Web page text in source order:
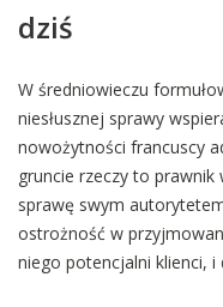
dziś
W średniowieczu
niesłusznej sprawy
nowożytności francuscy
gruncie rzeczy to
sprawę swym
ostrożność w
niego potencjalni klienci,